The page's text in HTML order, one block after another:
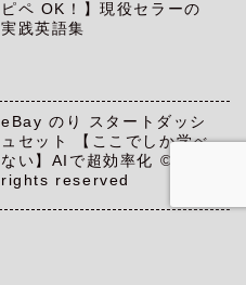
ピペ OK！】現役セラーの
実践英語集
eBay のり スタートダッシ
ュセット 【ここでしか学べ
ない】AIで超効率化 ©All
rights reserved